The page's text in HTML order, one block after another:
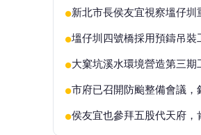
●新北市長侯友宜視察塭仔圳
●塭仔圳四號橋採用預鑄吊裝
●大窠坑溪水環境營造第三期
●市府已召開防颱整備會議，
●侯友宜也參拜五股代天府，